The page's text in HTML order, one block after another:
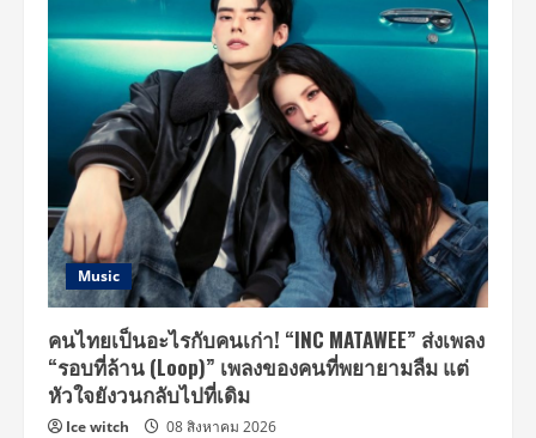
Music
คนไทยเป็นอะไรกับคนเก่า! “INC MATAWEE” ส่งเพลง
“รอบที่ล้าน (Loop)” เพลงของคนที่พยายามลืม แต่
หัวใจยังวนกลับไปที่เดิม
Ice witch 08 สิงหาคม 2026